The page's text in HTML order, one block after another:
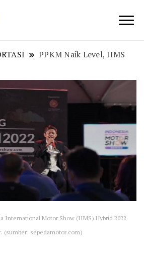
PPKM Naik Level, IIMS
International Motor Show (IIMS) Hybrid 2022
(sumber: sepedamotor.com)